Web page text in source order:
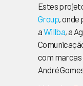
Estes
Group, onde
aWillba, a
com
André